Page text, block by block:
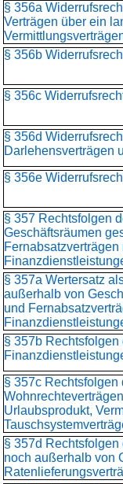
§ 356a
Verträgen über ein
§ 356b
§ 356c
§ 356d
Darlehensverträgen
§ 356e
§ 357 Rechtsfolgen
Geschäftsräumen
§ 357a Wertersatz
außerhalb von
und
§ 357b
§ 357c Rechtsfolgen
Urlaubsprodukt,
§ 357d
noch außerhalb von